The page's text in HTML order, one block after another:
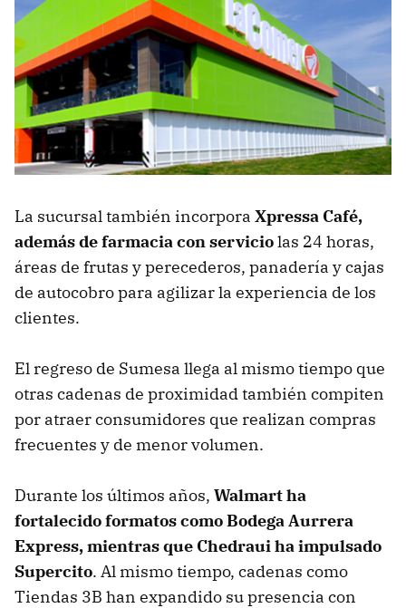
La sucursal también incorpora Xpressa Café,
además de farmacia con serviciolas 24 horas,
áreas de frutas y perecederos, panadería y cajas
de autocobro para agilizar la experiencia de los
clientes.
El regreso de Sumesa llega al mismo tiempo que
otras cadenas de proximidad también compiten
por atraer consumidores que realizan compras
frecuentes y de menor volumen.
Durante los últimos años, Walmart ha
fortalecido formatos como Bodega Aurrera
Express, mientras que Chedraui ha impulsado
Supercito. Al mismo tiempo, cadenas como
Tiendas 3B han expandido su presencia con